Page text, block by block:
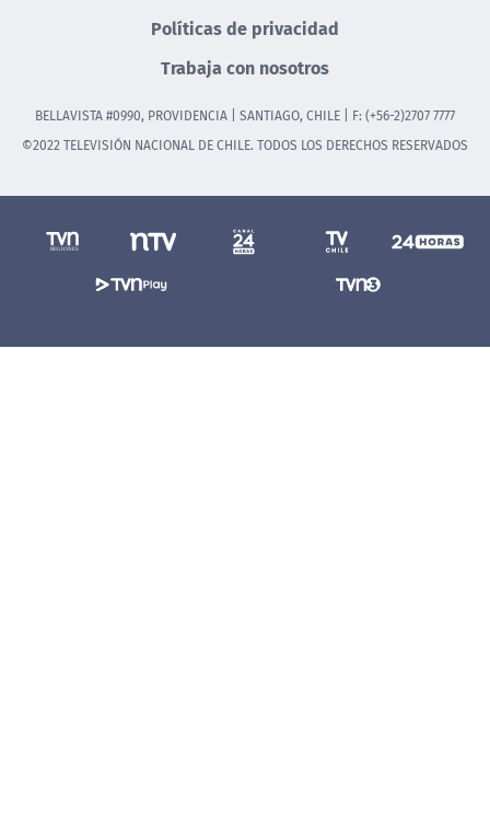
Políticas de privacidad
Trabaja con nosotros
BELLAVISTA #0990, PROVIDENCIA | SANTIAGO, CHILE | F: (+56-2)2707 7777
©2022 TELEVISIÓN NACIONAL DE CHILE. TODOS LOS DERECHOS RESERVADOS